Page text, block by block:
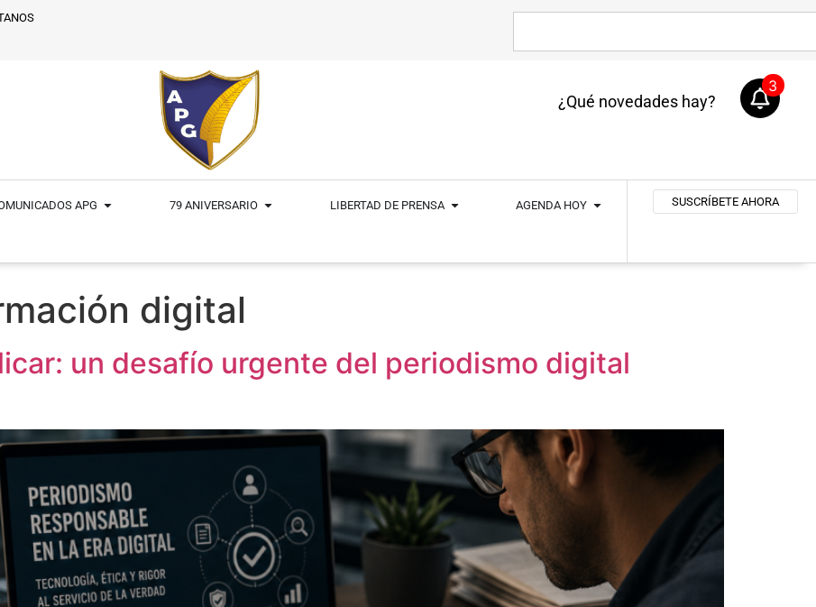
¿Qué novedades hay?
3
APG 79 ANIVERSARIO LIBERTAD DE PRENSA AGENDA HOY SUSCRÍBETE AHORA
digital
un desafío urgente del periodismo digital